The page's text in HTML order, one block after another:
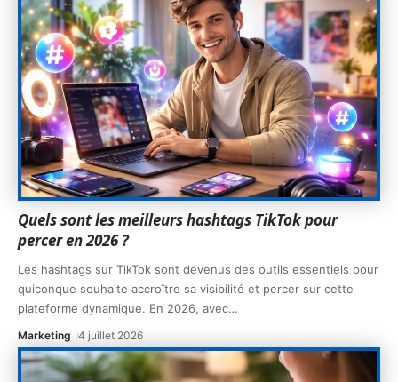
Quels sont les meilleurs hashtags TikTok pour
percer en 2026 ?
Les hashtags sur TikTok sont devenus des outils essentiels pour
quiconque souhaite accroître sa visibilité et percer sur cette
plateforme dynamique. En 2026, avec…
Marketing 4 juillet 2026